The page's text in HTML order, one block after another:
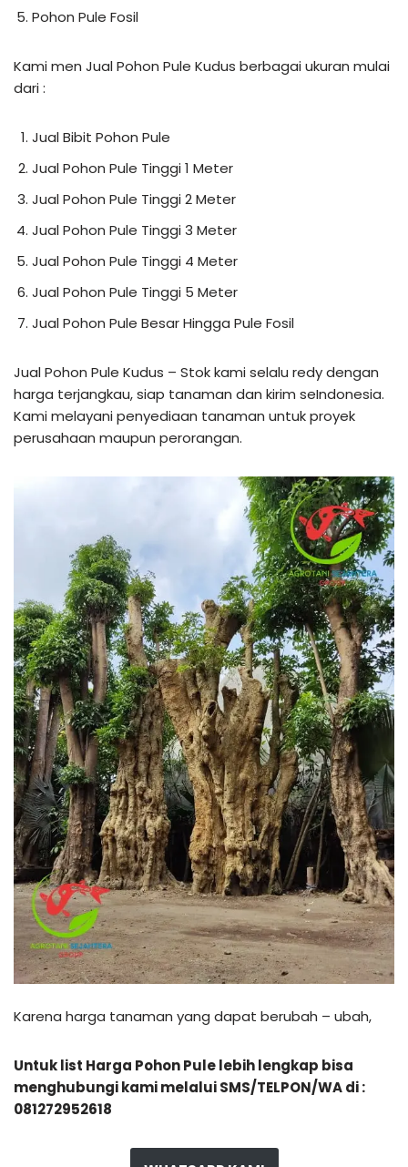
Pohon Pule Fosil
Kami men Jual Pohon Pule Kudus berbagai ukuran mulai
dari :
Jual Bibit Pohon Pule
Jual Pohon Pule Tinggi 1 Meter
Jual Pohon Pule Tinggi 2 Meter
Jual Pohon Pule Tinggi 3 Meter
Jual Pohon Pule Tinggi 4 Meter
Jual Pohon Pule Tinggi 5 Meter
Jual Pohon Pule Besar Hingga Pule Fosil
Jual Pohon Pule Kudus – Stok kami selalu redy dengan
harga terjangkau, siap tanaman dan kirim seIndonesia.
Kami melayani penyediaan tanaman untuk proyek
perusahaan maupun perorangan.
Karena harga tanaman yang dapat berubah – ubah,
Untuk list Harga Pohon Pule lebih lengkap bisa
menghubungi kami melalui SMS/TELPON/WA di :
081272952618